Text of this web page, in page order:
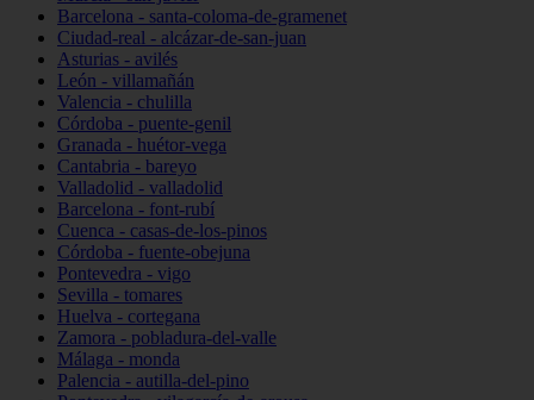
Barcelona - santa-coloma-de-gramenet
Ciudad-real - alcázar-de-san-juan
Asturias - avilés
León - villamañán
Valencia - chulilla
Córdoba - puente-genil
Granada - huétor-vega
Cantabria - bareyo
Valladolid - valladolid
Barcelona - font-rubí
Cuenca - casas-de-los-pinos
Córdoba - fuente-obejuna
Pontevedra - vigo
Sevilla - tomares
Huelva - cortegana
Zamora - pobladura-del-valle
Málaga - monda
Palencia - autilla-del-pino